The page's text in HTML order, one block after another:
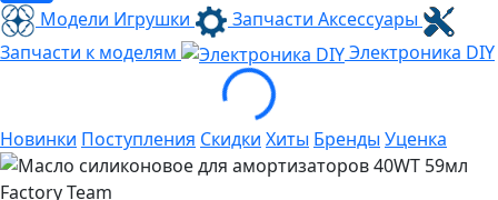
Модели Игрушки
Запчасти Аксессуары
Запчасти к моделям
Электроника DIY
Loading...
Новинки Поступления Скидки Хиты Бренды Уценка